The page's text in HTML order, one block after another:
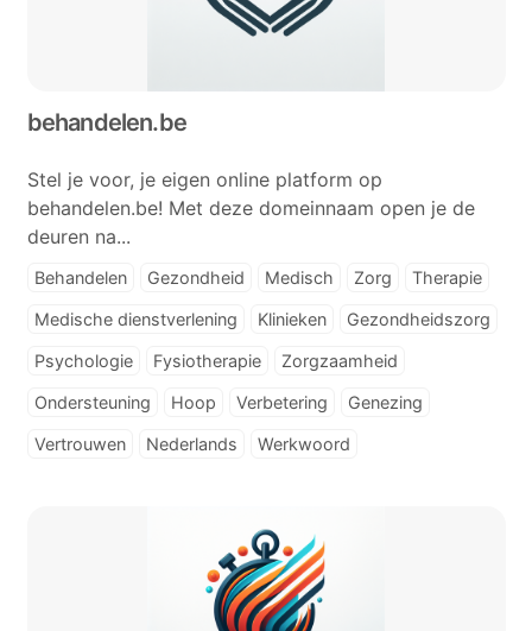
behandelen.be
Stel je voor, je eigen online platform op
behandelen.be! Met deze domeinnaam open je de
deuren na...
Behandelen Gezondheid Medisch Zorg Therapie
Medische dienstverlening Klinieken Gezondheidszorg
Psychologie Fysiotherapie Zorgzaamheid
Ondersteuning Hoop Verbetering Genezing
Vertrouwen Nederlands Werkwoord